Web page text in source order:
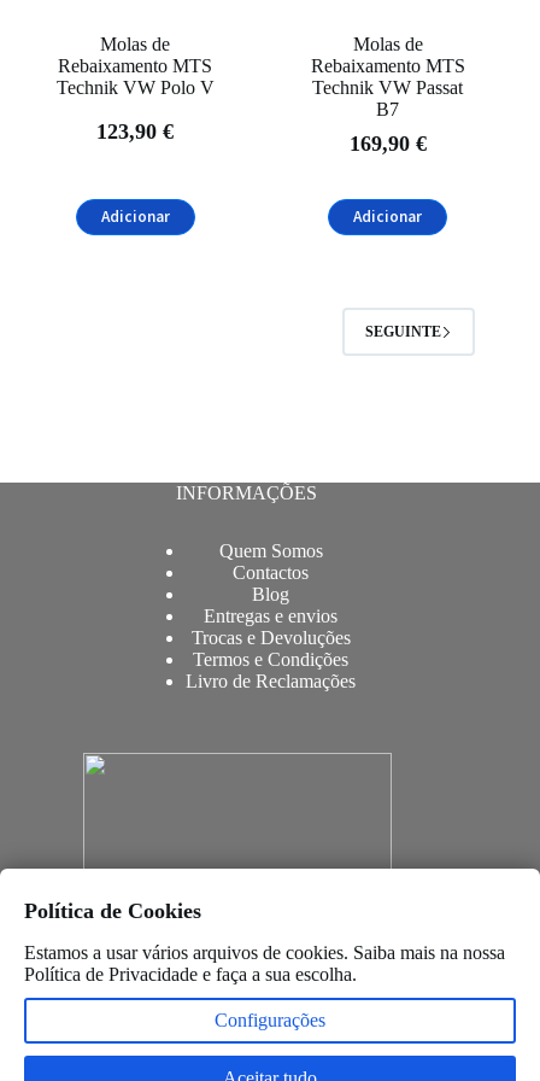
Molas de
Rebaixamento MTS
Technik VW Polo V
123,90€
Adicionar
Molas de
Rebaixamento MTS
Technik VW Passat
B7
169,90 €
Adicionar
SEGUINTE
INFORMAÇÕES
Quem Somos
Contactos
Blog
Entregas e envios
Trocas e Devoluções
Termos e Condições
Livro de Reclamações
Política de Cookies
Estamos a usar vários arquivos de cookies. Saiba mais na nossa
Política de Privacidade e faça a sua escolha.
Configurações